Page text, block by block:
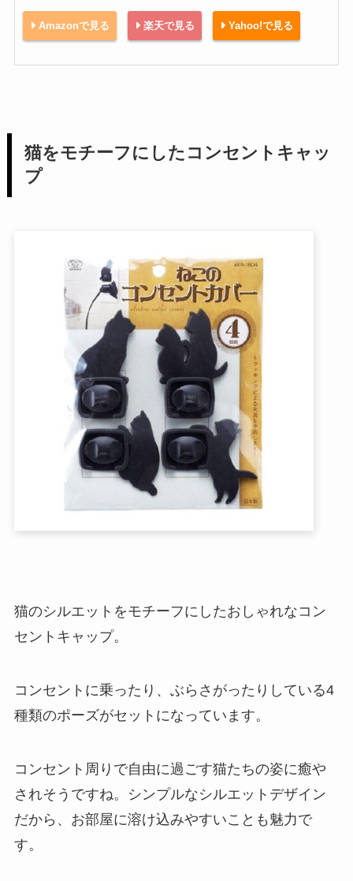
Amazonで見る 楽天で見る Yahoo!で見る
猫をモチーフにしたコンセントキャッ
プ
猫のシルエットをモチーフにしたおしゃれなコン
セントキャップ。
コンセントに乗ったり、ぶらさがったりしている4
種類のポーズがセットになっています。
コンセント周りで自由に過ごす猫たちの姿に癒や
されそうですね。シンプルなシルエットデザイン
だから、お部屋に溶け込みやすいことも魅力で
す。